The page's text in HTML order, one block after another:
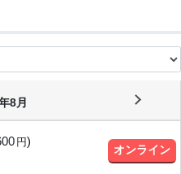
8月
円)
オンライン